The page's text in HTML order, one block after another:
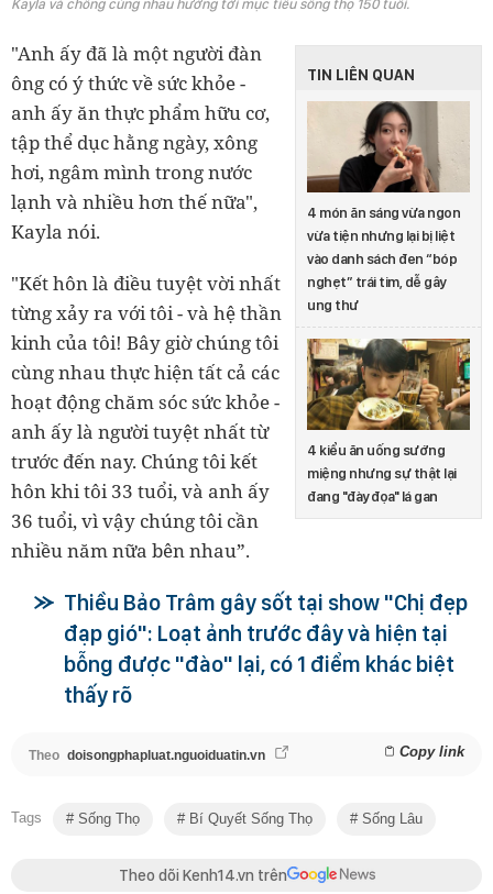
Kayla và chồng cùng nhau hướng tới mục tiêu sống thọ 150 tuổi.
TIN LIÊN QUAN
4 món ăn sáng vừa ngon
vừa tiện nhưng lại bị liệt
vào danh sách đen “bóp
nghẹt” trái tim, dễ gây
ung thư
4 kiểu ăn uống sướng
miệng nhưng sự thật lại
đang "đày đọa" lá gan
"Anh ấy đã là một người đàn
ông có ý thức về sức khỏe -
anh ấy ăn thực phẩm hữu cơ,
tập thể dục hằng ngày, xông
hơi, ngâm mình trong nước
lạnh và nhiều hơn thế nữa",
Kayla nói.
"Kết hôn là điều tuyệt vời nhất
từng xảy ra với tôi - và hệ thần
kinh của tôi! Bây giờ chúng tôi
cùng nhau thực hiện tất cả các
hoạt động chăm sóc sức khỏe -
anh ấy là người tuyệt nhất từ
trước đến nay. Chúng tôi kết
hôn khi tôi 33 tuổi, và anh ấy
36 tuổi, vì vậy chúng tôi cần
nhiều năm nữa bên nhau”.
Thiều Bảo Trâm gây sốt tại show "Chị đẹp
đạp gió": Loạt ảnh trước đây và hiện tại
bỗng được "đào" lại, có 1 điểm khác biệt
thấy rõ
Theo doisongphapluat.nguoiduatin.vn Copy link
Tags Sống Thọ Bí Quyết Sống Thọ Sống Lâu
Theo dõi Kenh14.vn trên